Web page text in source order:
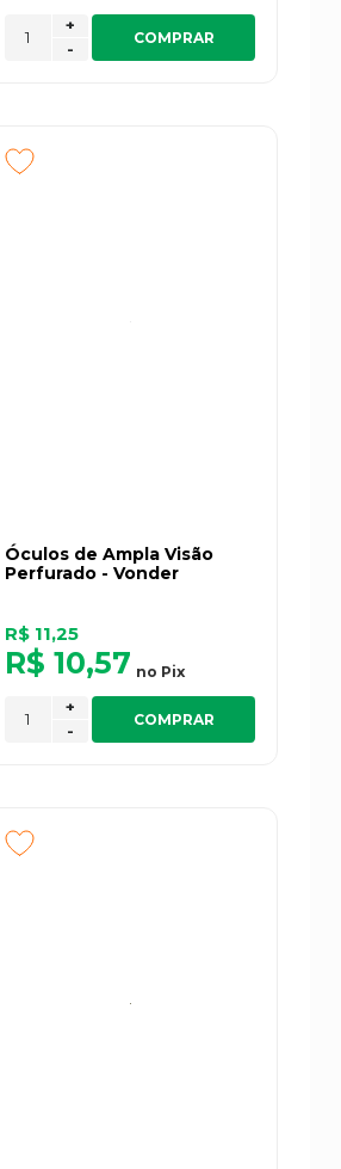
-
+
COMPRAR
Óculos de Ampla Visão
Perfurado - Vonder
R$ 11,25
R$ 10,57 no Pix
-
+
COMPRAR